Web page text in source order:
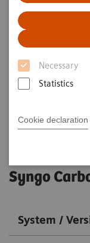
Necessary
Statistics
Cookie declaration
IHE -
Syngo
System /